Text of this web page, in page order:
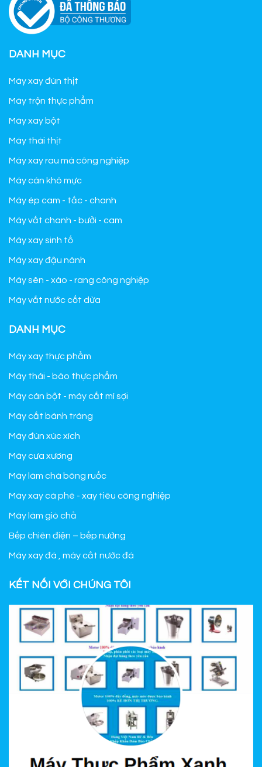
DANH MỤC
Máy xay đùn thịt
Máy trộn thực phẩm
Máy xay bột
Máy thái thịt
Máy xay rau má công nghiệp
Máy cán khô mực
Máy ép cam - tắc - chanh
Máy vắt chanh - bưởi - cam
Máy xay sinh tố
Máy xay đậu nành
Máy sên - xào - rang công nghiệp
Máy vắt nước cốt dừa
DANH MỤC
Máy xay thực phẩm
Máy thái - bào thực phẩm
Máy cán bột - máy cắt mì sợi
Máy cắt bánh tráng
Máy đùn xúc xích
Máy cưa xương
Máy làm chà bông ruốc
Máy xay cà phê - xay tiêu công nghiệp
Máy làm giò chả
Bếp chiên điện – bếp nướng
Máy xay đá , máy cắt nước đá
KẾT NỐI VỚI CHÚNG TÔI